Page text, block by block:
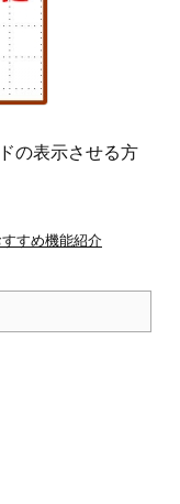
の表示させる方
すめ機能紹介